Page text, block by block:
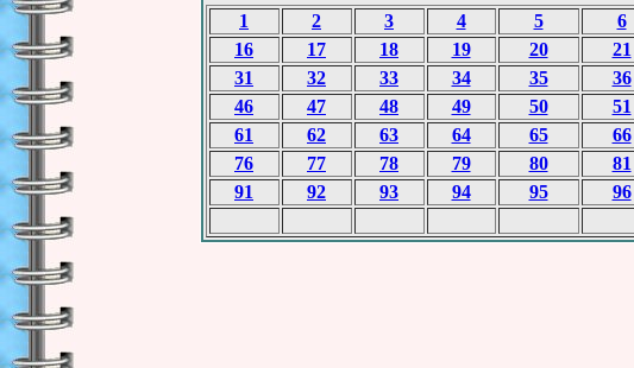
1 2 3 4 5 6
16
17 18 19 20 21
31
32 33 34 35 36
46
47 48 49 50 51
61
62 63 64 65 66
76
77 78 79 80 81
91
92 93 94 95 96